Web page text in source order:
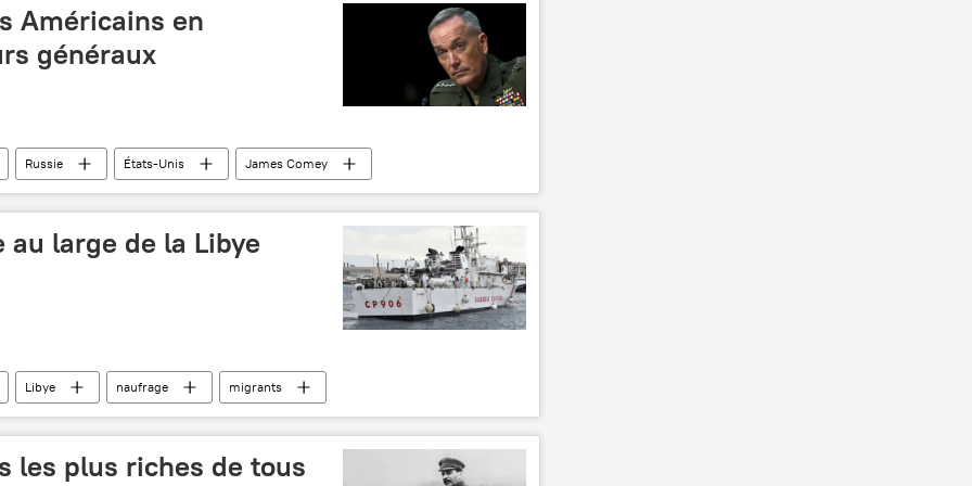
Américains en
généraux
Russie États-Unis
James Comey
Mark Milley Robert Neller
large de la Libye
Libye naufrage
migrants
les plus riches de tous